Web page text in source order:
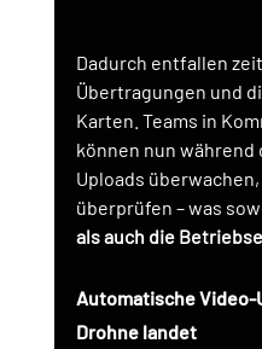
Dadurch entfallen
Übertragungen und
Karten. Teams in
können nun
Uploads
überprüfen – was
als auch die
Automatische Video-
Drohne landet